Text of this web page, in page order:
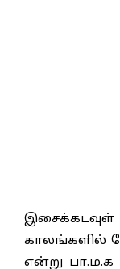
காலங்களில்
என்று